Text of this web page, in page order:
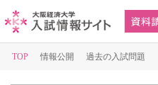
TOP 情報公開 過去の入試問題